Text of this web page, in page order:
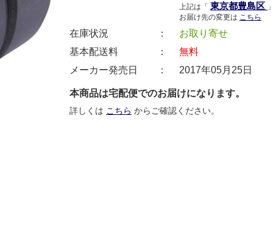
上記は「 東京都豊島区
お届け先の変更は こちら
在庫状況 ：
お取り寄せ
基本配送料 ：
無料
メーカー発売日 ：
2017年05月25日
本商品は宅配便でのお届けになります。
詳しくは こちら からご確認ください。